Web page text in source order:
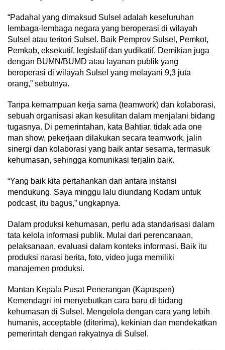
“Padahal yang dimaksud Sulsel adalah keseluruhan
lembaga-lembaga negara yang beroperasi di wilayah
Sulsel atau teritori Sulsel. Baik Pemprov Sulsel, Pemkot,
Pemkab, eksekutif, legislatif dan yudikatif. Demikian juga
dengan BUMN/BUMD atau layanan publik yang
beroperasi di wilayah Sulsel yang melayani 9,3 juta
orang,” sebutnya.
Tanpa kemampuan kerja sama (teamwork) dan kolaborasi,
sebuah organisasi akan kesulitan dalam menjalani bidang
tugasnya. Di pemerintahan, kata Bahtiar, tidak ada one
man show, pekerjaan dilakukan secara teamwork, jalin
sinergi dan kolaborasi yang baik antar sesama, termasuk
kehumasan, sehingga komunikasi terjalin baik.
“Yang baik kita pertahankan dan antara instansi
mendukung. Saya minggu lalu diundang Kodam untuk
podcast, itu bagus,” ungkapnya.
Dalam produksi kehumasan, perlu ada standarisasi dalam
tata kelola informasi publik. Mulai dari perencanaan,
pelaksanaan, evaluasi dalam konteks informasi. Baik itu
produksi narasi berita, foto, video juga memiliki
manajemen produksi.
Mantan Kepala Pusat Penerangan (Kapuspen)
Kemendagri ini menyebutkan cara baru di bidang
kehumasan di Sulsel. Mengelola dengan cara yang lebih
humanis, acceptable (diterima), kekinian dan mendekatkan
pemerintah dengan rakyatnya di Sulsel.